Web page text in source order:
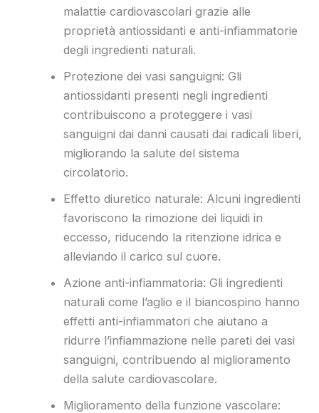
malattie cardiovascolari grazie alle
proprietà antiossidanti e anti-infiammatorie
degli ingredienti naturali.
Protezione dei vasi sanguigni: Gli
antiossidanti presenti negli ingredienti
contribuiscono a proteggere i vasi
sanguigni dai danni causati dai radicali liberi,
migliorando la salute del sistema
circolatorio.
Effetto diuretico naturale: Alcuni ingredienti
favoriscono la rimozione dei liquidi in
eccesso, riducendo la ritenzione idrica e
alleviando il carico sul cuore.
Azione anti-infiammatoria: Gli ingredienti
naturali come l’aglio e il biancospino hanno
effetti anti-infiammatori che aiutano a
ridurre l’infiammazione nelle pareti dei vasi
sanguigni, contribuendo al miglioramento
della salute cardiovascolare.
Miglioramento della funzione vascolare: